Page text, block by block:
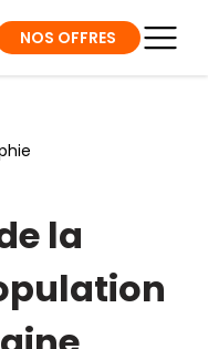
NOS OFFRES
la